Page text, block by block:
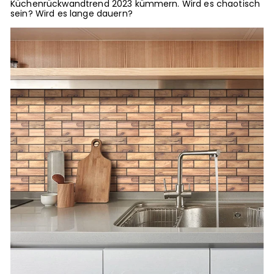
Küchenrückwandtrend 2023 kümmern. Wird es chaotisch
sein? Wird es lange dauern?